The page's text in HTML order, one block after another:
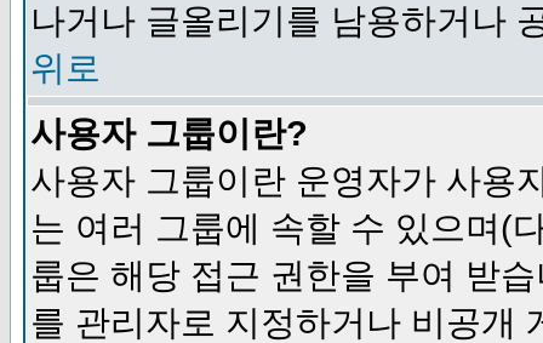
나거나 글올리기를 남용하거나
위로
사용자 그룹이란?
사용자 그룹이란 운영자가 사용
는 여러 그룹에 속할 수 있으며(
룹은 해당 접근 권한을 부여 받
를 관리자로 지정하거나 비공개